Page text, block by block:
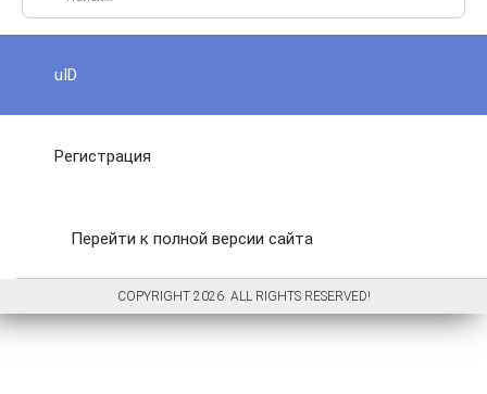
uID
Регистрация
Перейти к полной версии сайта
COPYRIGHT 2026. ALL RIGHTS RESERVED!